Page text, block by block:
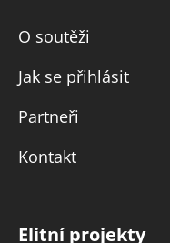
O soutěži
Jak se přihlásit
Partneři
Kontakt
Elitní projekty